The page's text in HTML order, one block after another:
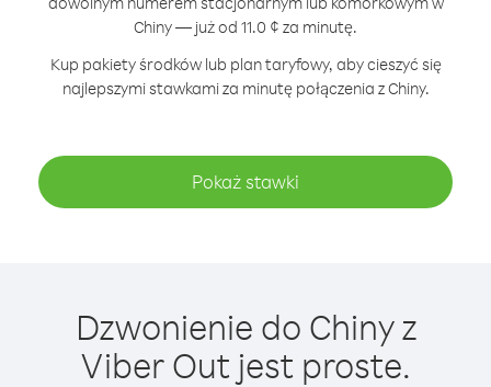
Chiny — już od 11.0 ¢ za minutę.
Kup pakiety środków lub plan taryfowy, aby cieszyć się
najlepszymi stawkami za minutę połączenia z Chiny.
Pokaż stawki
Dzwonienie do Chiny z
Viber Out jest proste.